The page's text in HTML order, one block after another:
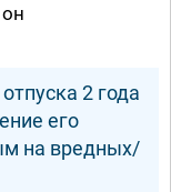
2 года
его
на вредных/